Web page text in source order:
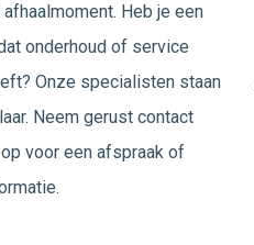
Heb je een
onderhoud of service
Onze specialisten staan
Neem gerust contact
voor een afspraak of